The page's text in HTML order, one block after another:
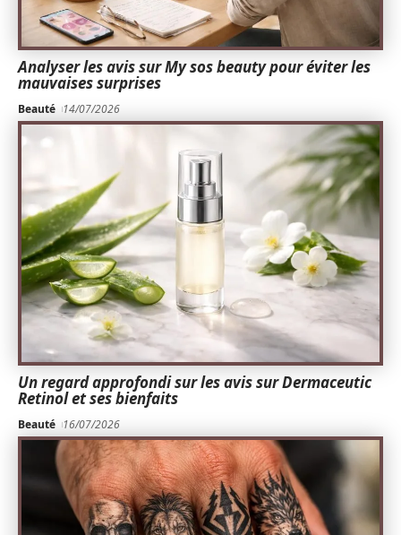
Analyser les avis sur My sos beauty pour éviter les
mauvaises surprises
Beauté 14/07/2026
Un regard approfondi sur les avis sur Dermaceutic
Retinol et ses bienfaits
Beauté 16/07/2026